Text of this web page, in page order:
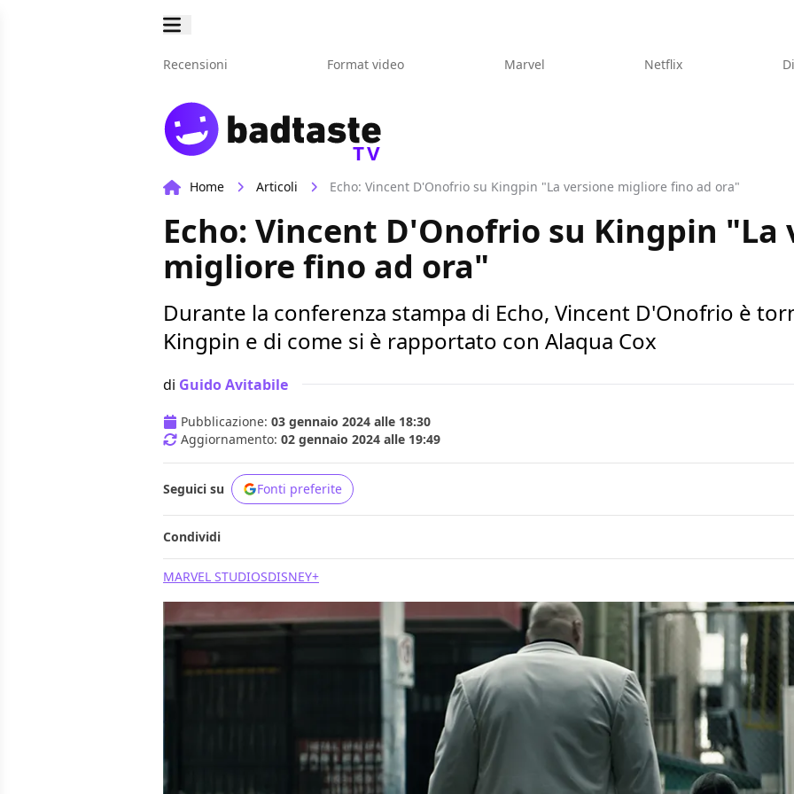
Recensioni Format video Marvel Netflix
TV
Home Articoli Echo: Vincent D'Onofrio su Kingpin "La versione migliore fino ad ora"
Echo: Vincent D'Onofrio su Kingpin "La
migliore fino ad ora"
Durante la conferenza stampa di Echo, Vincent D'Onofrio è
Kingpin e di come si è rapportato con Alaqua Cox
di Guido Avitabile
Pubblicazione: 03 gennaio 2024 alle 18:30
Aggiornamento: 02 gennaio 2024 alle 19:49
Seguici su Fonti preferite
Condividi
MARVEL STUDIOSDISNEY+